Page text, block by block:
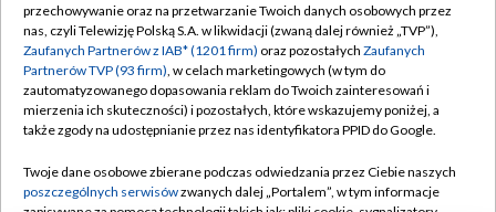
Abonament TVP
Emisja w TVP
Centrum informacji TVP
Naziemna Telewizja Cyfrowa
Rada Programowa
Regulamin TVP
Polityka prywatności
Moje zgody
Pomoc
Kontakt
przechowywanie oraz na przetwarzanie Twoich danych osobowych przez
nas, czyli Telewizję Polską S.A. w likwidacji (zwaną dalej również „TVP”),
Zaufanych Partnerów z IAB* (1201 firm) oraz pozostałych Zaufanych
Partnerów TVP (93 firm), w celach marketingowych (w tym do
zautomatyzowanego dopasowania reklam do Twoich zainteresowań i
mierzenia ich skuteczności) i pozostałych, które wskazujemy poniżej, a
także zgody na udostępnianie przez nas identyfikatora PPID do Google.
Twoje dane osobowe zbierane podczas odwiedzania przez Ciebie naszych
poszczególnych serwisówzwanych dalej „Portalem”, w tym informacje